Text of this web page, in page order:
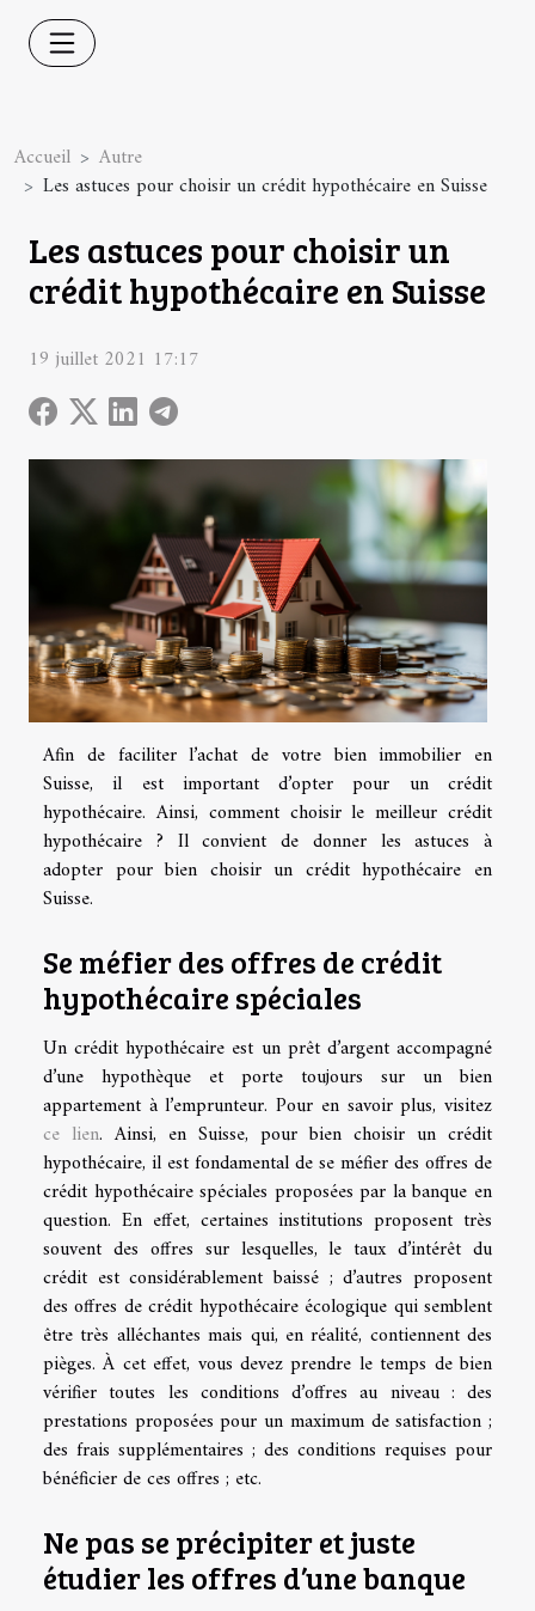
Accueil
Autre
Les astuces pour choisir un crédit hypothécaire en Suisse
Les astuces pour choisir un
crédit hypothécaire en Suisse
19 juillet 2021 17:17
Afin de faciliter l’achat de votre bien immobilier en
Suisse, il est important d’opter pour un crédit
hypothécaire. Ainsi, comment choisir le meilleur crédit
hypothécaire ? Il convient de donner les astuces à
adopter pour bien choisir un crédit hypothécaire en
Suisse.
Se méfier des offres de crédit
hypothécaire spéciales
Un crédit hypothécaire est un prêt d’argent accompagné
d’une hypothèque et porte toujours sur un bien
appartement à l’emprunteur. Pour en savoir plus, visitez
ce lien. Ainsi, en Suisse, pour bien choisir un crédit
hypothécaire, il est fondamental de se méfier des offres de
crédit hypothécaire spéciales proposées par la banque en
question. En effet, certaines institutions proposent très
souvent des offres sur lesquelles, le taux d’intérêt du
crédit est considérablement baissé ; d’autres proposent
des offres de crédit hypothécaire écologique qui semblent
être très alléchantes mais qui, en réalité, contiennent des
pièges. À cet effet, vous devez prendre le temps de bien
vérifier toutes les conditions d’offres au niveau : des
prestations proposées pour un maximum de satisfaction ;
des frais supplémentaires ; des conditions requises pour
bénéficier de ces offres ; etc.
Ne pas se précipiter et juste
étudier les offres d’une banque